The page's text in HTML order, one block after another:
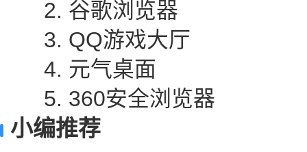
2. 谷歌浏览器
3. QQ游戏大厅
4. 元气桌面
5. 360安全浏览器
小编推荐